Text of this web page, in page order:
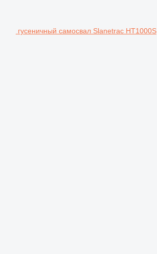
гусеничный самосвал Slanetrac HT1000S